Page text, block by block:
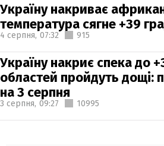
Україну накриває
температура сягне +39
4 серпня, 07:32 915
Україну накриє спека до
областей пройдуть дощі:
на 3 серпня
3 серпня, 09:27 10995